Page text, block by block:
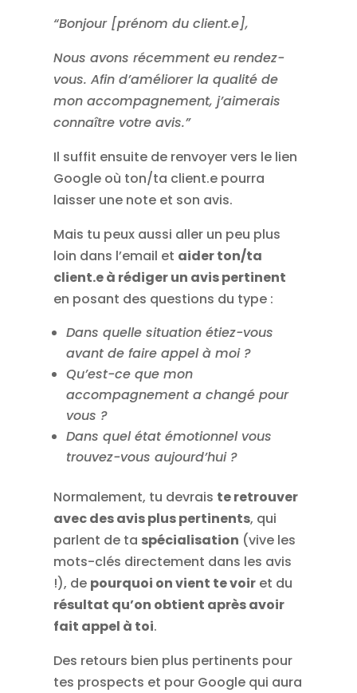
“Bonjour [prénom du client.e],
Nous avons récemment eu rendez-
vous. Afin d’améliorer la qualité de
mon accompagnement, j’aimerais
connaître votre avis.”
Il suffit ensuite de renvoyer vers le lien
Google où ton/ta client.e pourra
laisser une note et son avis.
Mais tu peux aussi aller un peu plus
loin dans l’email et aider ton/ta
client.e à rédiger un avis pertinent
en posant des questions du type :
Dans quelle situation étiez-vous
avant de faire appel à moi ?
Qu’est-ce que mon
accompagnement a changé pour
vous ?
Dans quel état émotionnel vous
trouvez-vous aujourd’hui ?
Normalement, tu devrais te retrouver
avec des avis plus pertinents, qui
parlent de ta spécialisation (vive les
mots-clés directement dans les avis
!), de pourquoi on vient te voir et du
résultat qu’on obtient après avoir
fait appel à toi.
Des retours bien plus pertinents pour
tes prospects et pour Google qui aura